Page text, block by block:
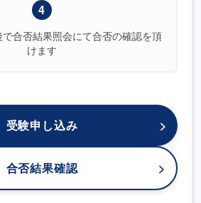
受験申し込み
合否結果確認
4
合否結果照会にて合否の確認を頂
けます